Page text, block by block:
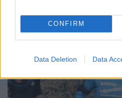
CONFIRM
Data Deletion Data